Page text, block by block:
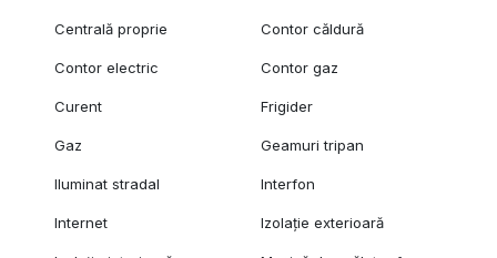
Centrală proprie Contor căldură
Contor electric Contor gaz
Curent Frigider
Gaz Geamuri tripan
Iluminat stradal Interfon
Internet Izolație exterioară